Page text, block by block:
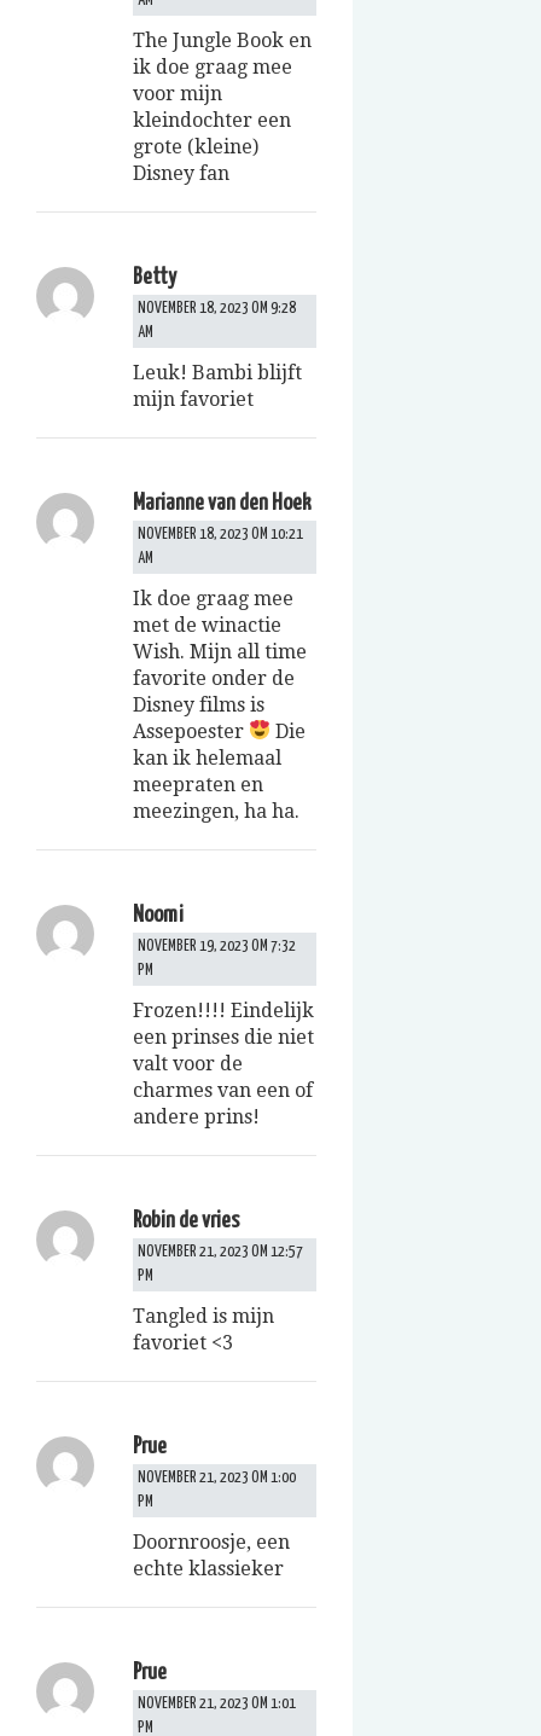
The Jungle Book en
ik doe graag mee
voor mijn
kleindochter een
grote (kleine)
Disney fan
Betty
NOVEMBER 18, 2023 OM 9:28
AM
Leuk! Bambi blijft
mijn favoriet
Marianne van den Hoek
NOVEMBER 18, 2023 OM 10:21
AM
Ik doe graag mee
met de winactie
Wish. Mijn all time
favorite onder de
Disney films is
Assepoester
Die
kan ik helemaal
meepraten en
meezingen, ha ha.
Noomi
NOVEMBER 19, 2023 OM 7:32
PM
Frozen!!!! Eindelijk
een prinses die niet
valt voor de
charmes van een of
andere prins!
Robin de vries
NOVEMBER 21, 2023 OM 12:57
PM
Tangled is mijn
favoriet <3
Prue
NOVEMBER 21, 2023 OM 1:00
PM
Doornroosje, een
echte klassieker
Prue
NOVEMBER 21, 2023 OM 1:01
PM